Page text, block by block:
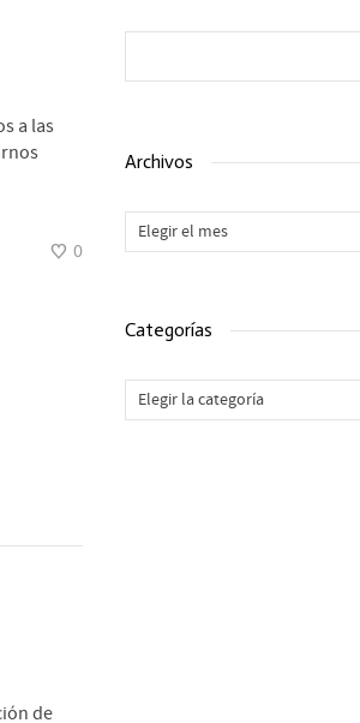
a las
0
de
Archivos
Archivos
Categorías
Categorías